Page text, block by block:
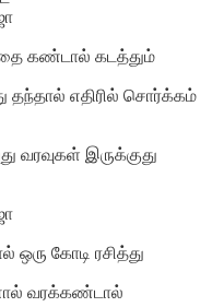
கண்டால் கடத்தும்
எதிரில் சொர்க்கம்
வரவுகள் இருக்குது
கோடி ரசித்து
வரக்கண்டால்